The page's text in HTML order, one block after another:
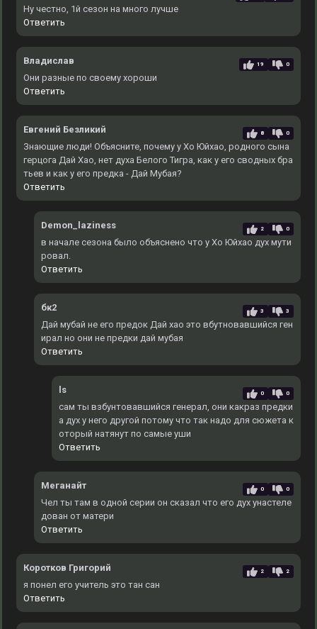
Ну честно, 1й сезон на много лучше
Ответить
Владислав 19 0
Они разные по своему хороши
Ответить
Евгений Безликий 8 0
Знающие люди! Объясните, почему у Хо Юйхао, родного сына
герцога Дай Хао, нет духа Белого Тигра, как у его сводных бра
тьев и как у его предка - Дай Мубая?
Ответить
Demon_laziness 2 0
в начале сезона было объяснено что у Хо Юйхао дух мути
ровал.
Ответить
бк2 3 3
Дай мубай не его предок Дай хао это вбутновавшийся ген
ирал но они не предки дай мубая
Ответить
ls 0 0
сам ты взбунтовавшийся генерал, они какраз предки
а дух у него другой потому что так надо для сюжета к
оторый натянут по самые уши
Ответить
Меганайт 0 0
Чел ты там в одной серии он сказал что его дух унастеле
дован от матери
Ответить
Коротков Григорий 2 2
я понел его учитель это тан сан
Ответить